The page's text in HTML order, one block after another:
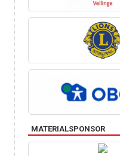
MATERIALSPONSOR